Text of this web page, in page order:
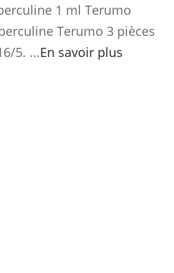
1 ml Terumo
Terumo 3 pièces
5. ...En savoir plus